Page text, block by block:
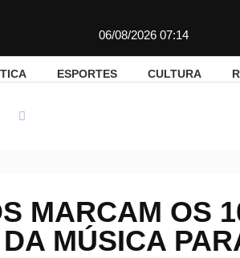
06/08/2026 07:14
ESPORTES CULTURA
MARCAM OS
MÚSICA